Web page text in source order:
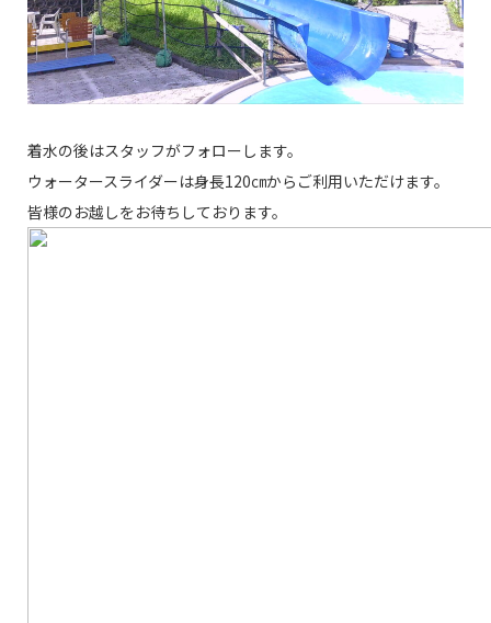
着水の後はスタッフがフォローします。
ウォータースライダーは身長120㎝からご利用いただけます。
皆様のお越しをお待ちしております。